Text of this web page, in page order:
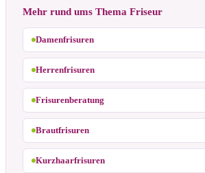
Mehr rund ums Thema Friseur
Damenfrisuren
Herrenfrisuren
Frisurenberatung
Brautfrisuren
Kurzhaarfrisuren